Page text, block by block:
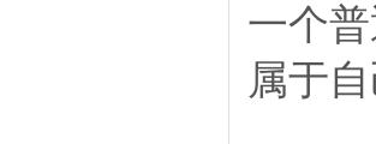
一个
属于